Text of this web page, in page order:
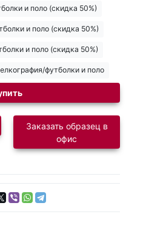
и поло (скидка 50%)
и поло (скидка 50%)
и поло (скидка 50%)
футболки и поло
Заказать образец в
офис